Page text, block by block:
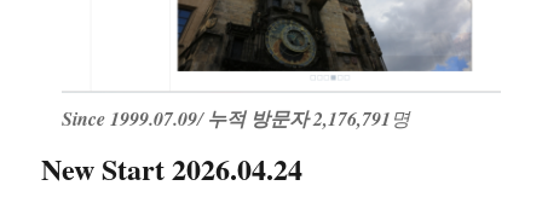
Since 1999.07.09/누적 방문자 2,176,791명
New Start 2026.04.24